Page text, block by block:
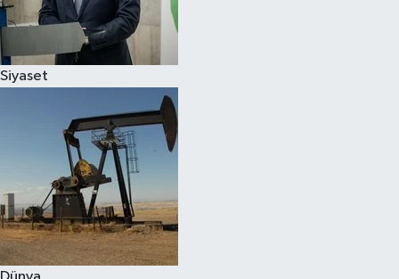
Siyaset
Spor
Çocuk
Eğitim
Hava Durumu
Kadın